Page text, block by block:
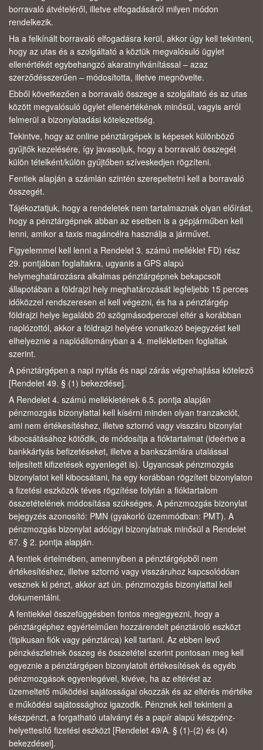
borravaló átvételéről, illetve elfogadásáról milyen módon
rendelkezik.
Ha a felkínált borravaló elfogadásra kerül, akkor úgy kell tekinteni,
hogy az utas és a szolgáltató a köztük megvalósuló ügylet
ellenértékét egybehangzó akaratnyilvánítással – azaz
szerződésszerűen – módosította, illetve megnövelte.
Ebből következően a borravaló összege a szolgáltató és az utas
között megvalósuló ügylet ellenértékének minősül, vagyis arról
felmerül a bizonylatadási kötelezettség.
Tekintve, hogy az online pénztárgépek is képesek különböző
gyűjtők kezelésére, így javasoljuk, hogy a borravaló összegét
külön tételként/külön gyűjtőben szíveskedjen rögzíteni.
Fentiek alapján a számlán szintén szerepeltetni kell a borravaló
összegét.
Tájékoztatjuk, hogy a rendeletek nem tartalmaznak olyan előírást,
hogy a pénztárgépnek abban az esetben is a gépjárműben kell
lenni, amikor a taxis magáncélra használja a járművet.
Figyelemmel kell lenni a Rendelet 3. számú melléklet FD) rész
29. pontjában foglaltakra, ugyanis a GPS alapú
helymeghatározásra alkalmas pénztárgépnek bekapcsolt
állapotában a földrajzi hely meghatározását legfeljebb 15 perces
időközzel rendszeresen el kell végezni, és ha a pénztárgép
földrajzi helye legalább 20 szögmásodperccel eltér a korábban
naplózottól, akkor a földrajzi helyére vonatkozó bejegyzést kell
elhelyeznie a naplóállományban a 4. mellékletben foglaltak
szerint.
A pénztárgépen a napi nyitás és napi zárás végrehajtása kötelező
[Rendelet 49. § (1) bekezdése].
A Rendelet 4. számú mellékletének 6.5. pontja alapján
pénzmozgás bizonylattal kell kísérni minden olyan tranzakciót,
ami nem értékesítéshez, illetve sztornó vagy visszáru bizonylat
kibocsátásához kötődik, de módosítja a fióktartalmat (ideértve a
bankkártyás befizetéseket, illetve a bankszámlára utalással
teljesített kifizetések egyenlegét is). Ugyancsak pénzmozgás
bizonylatot kell kibocsátani, ha egy korábban rögzített bizonylaton
a fizetési eszközök téves rögzítése folytán a fióktartalom
összetételének módosítása szükséges. A pénzmozgás bizonylat
bejegyzés azonosító: PMN (gyakorló üzemmódban: PMT). A
pénzmozgás bizonylat adóügyi bizonylatnak minősül a Rendelet
67. § 2. pontja alapján.
A fentiek értelmében, amennyiben a pénztárgépből nem
értékesítéshez, illetve sztornó vagy visszáruhoz kapcsolódóan
vesznek ki pénzt, akkor azt ún. pénzmozgás bizonylattal kell
dokumentálni.
A fentiekkel összefüggésben fontos megjegyezni, hogy a
pénztárgéphez egyértelműen hozzárendelt pénztároló eszközt
(tipikusan fiók vagy pénztárca) kell tartani. Az ebben levő
pénzkészletnek összeg és összetétel szerint pontosan meg kell
egyeznie a pénztárgépen bizonylatolt értékesítések és egyéb
pénzmozgások egyenlegével, kivéve, ha az eltérést az
üzemeltető működési sajátosságai okozzák és az eltérés mértéke
e működési sajátossághoz igazodik. Pénznek kell tekinteni a
készpénzt, a forgatható utalványt és a papír alapú készpénz-
helyettesítő fizetési eszközt [Rendelet 49/A. § (1)-(2) és (4)
bekezdései].